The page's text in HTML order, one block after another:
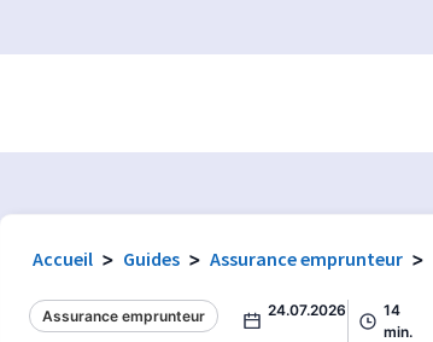
Accueil > Guides > Assurance emprunteur >
Assurance emprunteur 24.07.2026
14
min.